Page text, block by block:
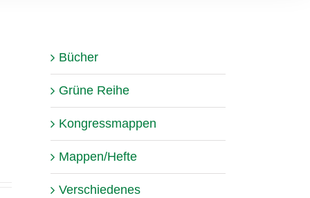
Bücher
Grüne Reihe
Kongressmappen
Mappen/Hefte
Verschiedenes